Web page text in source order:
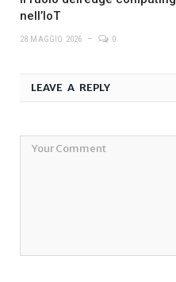
nell’IoT
28 MAGGIO 2026 0
LEAVE A REPLY